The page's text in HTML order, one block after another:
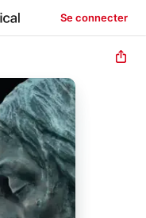
Se connecter